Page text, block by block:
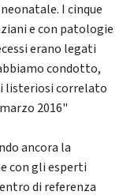
I cinque
e con patologie
erano legati
condotto,
listeriosi correlato
2016"
ancora la
con gli esperti
di referenza